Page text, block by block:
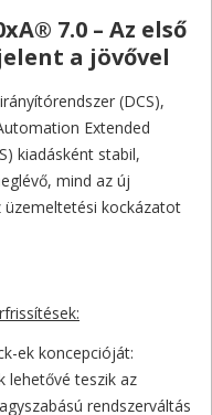
7.0 – Az első
a jövővel
(DCS),
Extended
kiadásként stabil,
mind az új
üzemeltetési kockázatot
ek koncepcióját:
lehetővé teszik az
rendszerváltás